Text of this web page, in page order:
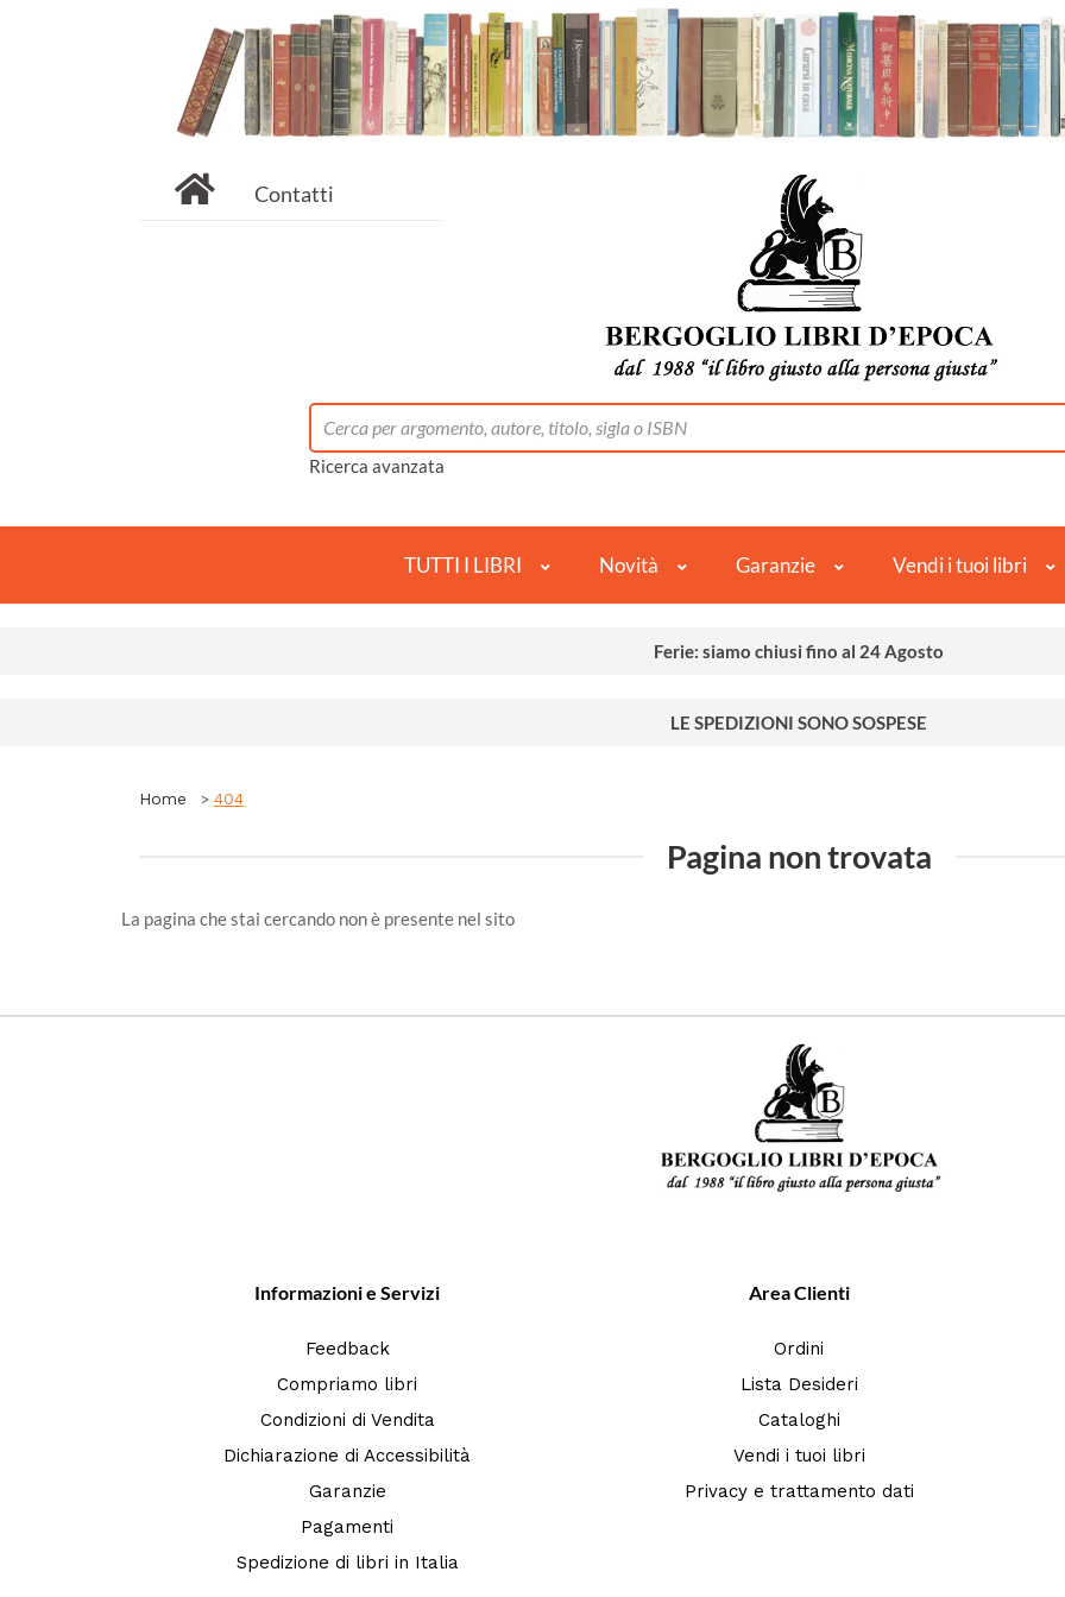
Contatti
Ricerca avanzata
TUTTI I LIBRI Novità Garanzie Vendi i tuoi libri
Ferie: siamo chiusi fino al 24 Agosto
LE SPEDIZIONI SONO SOSPESE
Home 404
Pagina non trovata
La pagina che stai cercando non è presente nel sito
Informazioni e Servizi
Feedback
Compriamo libri
Condizioni di Vendita
Dichiarazione di Accessibilità
Garanzie
Pagamenti
Spedizione di libri in Italia
Area Clienti
Ordini
Lista Desideri
Cataloghi
Vendi i tuoi libri
Privacy e trattamento dati